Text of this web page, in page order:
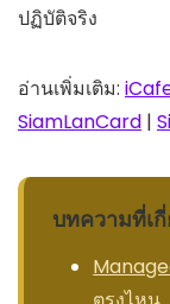
ปฏิบัติจริง
อ่านเพิ่มเติม:
SiamLanCard |
บทความที่เ